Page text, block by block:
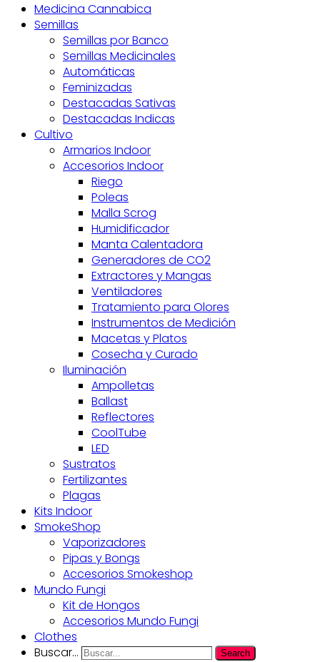
Medicina Cannabica
Semillas
Semillas por Banco
Semillas Medicinales
Automáticas
Feminizadas
Destacadas Sativas
Destacadas Indicas
Cultivo
Armarios Indoor
Accesorios Indoor
Riego
Poleas
Malla Scrog
Humidificador
Manta Calentadora
Generadores de CO2
Extractores y Mangas
Ventiladores
Tratamiento para Olores
Instrumentos de Medición
Macetas y Platos
Cosecha y Curado
Iluminación
Ampolletas
Ballast
Reflectores
CoolTube
LED
Sustratos
Fertilizantes
Plagas
Kits Indoor
SmokeShop
Vaporizadores
Pipas y Bongs
Accesorios Smokeshop
Mundo Fungi
Kit de Hongos
Accesorios Mundo Fungi
Clothes
Buscar...
Search